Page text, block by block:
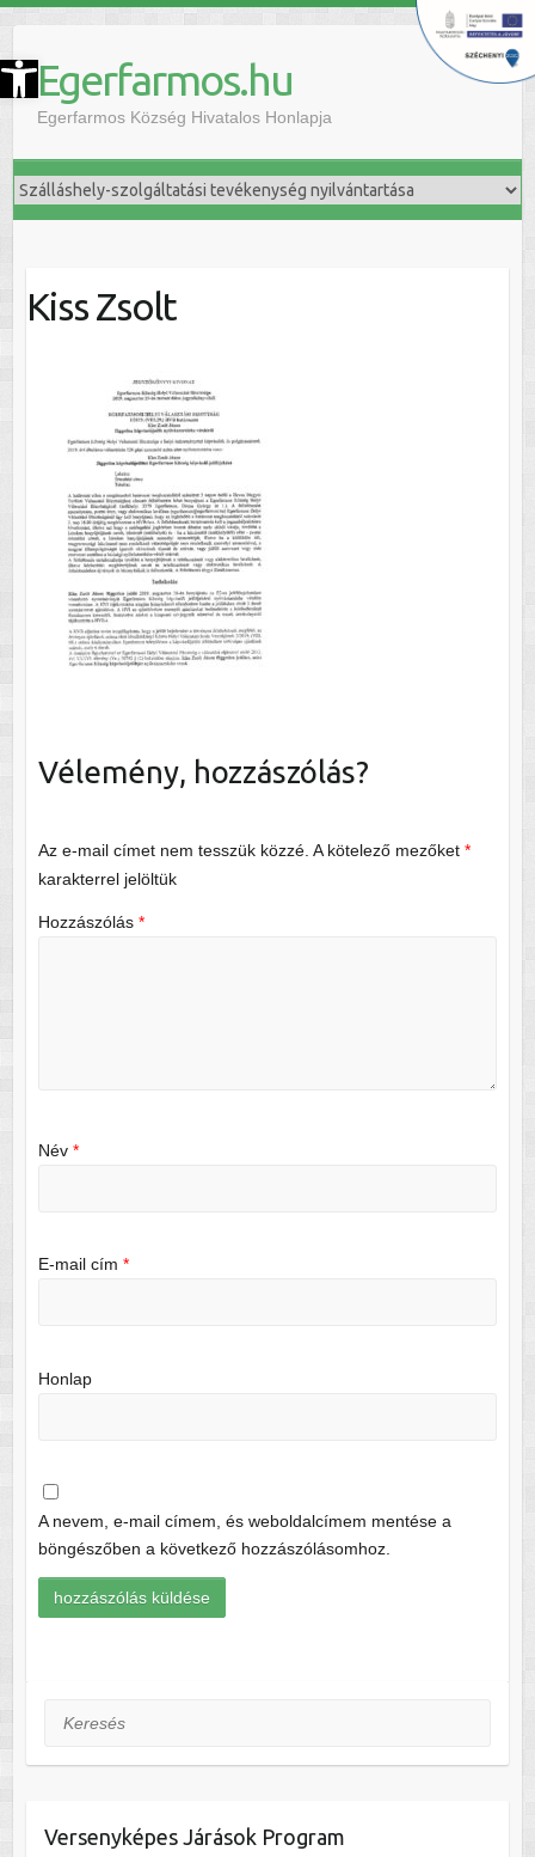
Eszköztár megnyitása Egerfarmos.hu
Egerfarmos Község Hivatalos Honlapja
Kiss Zsolt
Vélemény, hozzászólás?
Az e-mail címet nem tesszük közzé. A kötelező mezőket *
karakterrel jelöltük
Hozzászólás *
Név *
E-mail cím *
Honlap
A nevem, e-mail címem, és weboldalcímem mentése a
böngészőben a következő hozzászólásomhoz.
Keresés
Versenyképes Járások Program